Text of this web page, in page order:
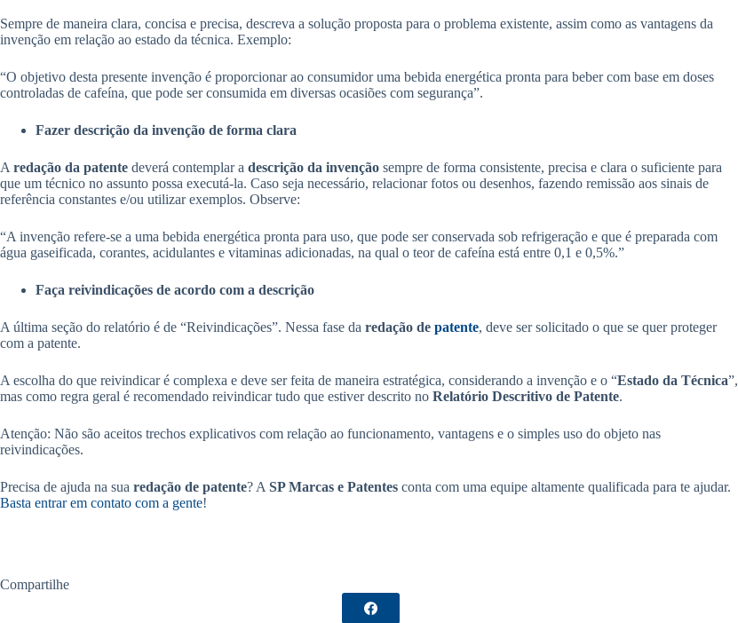
Sempre de maneira clara, concisa e precisa, descreva a solução proposta para o problema existente, assim como as vantagens da
invenção em relação ao estado da técnica. Exemplo:
“O objetivo desta presente invenção é proporcionar ao consumidor uma bebida energética pronta para beber com base em doses
controladas de cafeína, que pode ser consumida em diversas ocasiões com segurança”.
Fazer descrição da invenção de forma clara
A redação da patente deverá contemplar a descrição da invenção sempre de forma consistente, precisa e clara o suficiente para
que um técnico no assunto possa executá-la. Caso seja necessário, relacionar fotos ou desenhos, fazendo remissão aos sinais de
referência constantes e/ou utilizar exemplos. Observe:
“A invenção refere-se a uma bebida energética pronta para uso, que pode ser conservada sob refrigeração e que é preparada com
água gaseificada, corantes, acidulantes e vitaminas adicionadas, na qual o teor de cafeína está entre 0,1 e 0,5%.”
Faça reivindicações de acordo com a descrição
A última seção do relatório é de “Reivindicações”. Nessa fase da redação de patente, deve ser solicitado o que se quer proteger
com a patente.
A escolha do que reivindicar é complexa e deve ser feita de maneira estratégica, considerando a invenção e o “Estado da Técnica”,
mas como regra geral é recomendado reivindicar tudo que estiver descrito no Relatório Descritivo de Patente.
Atenção: Não são aceitos trechos explicativos com relação ao funcionamento, vantagens e o simples uso do objeto nas
reivindicações.
Precisa de ajuda na sua redação de patente? A SP Marcas e Patentes conta com uma equipe altamente qualificada para te ajudar.
Basta entrar em contato com a gente!
Compartilhe